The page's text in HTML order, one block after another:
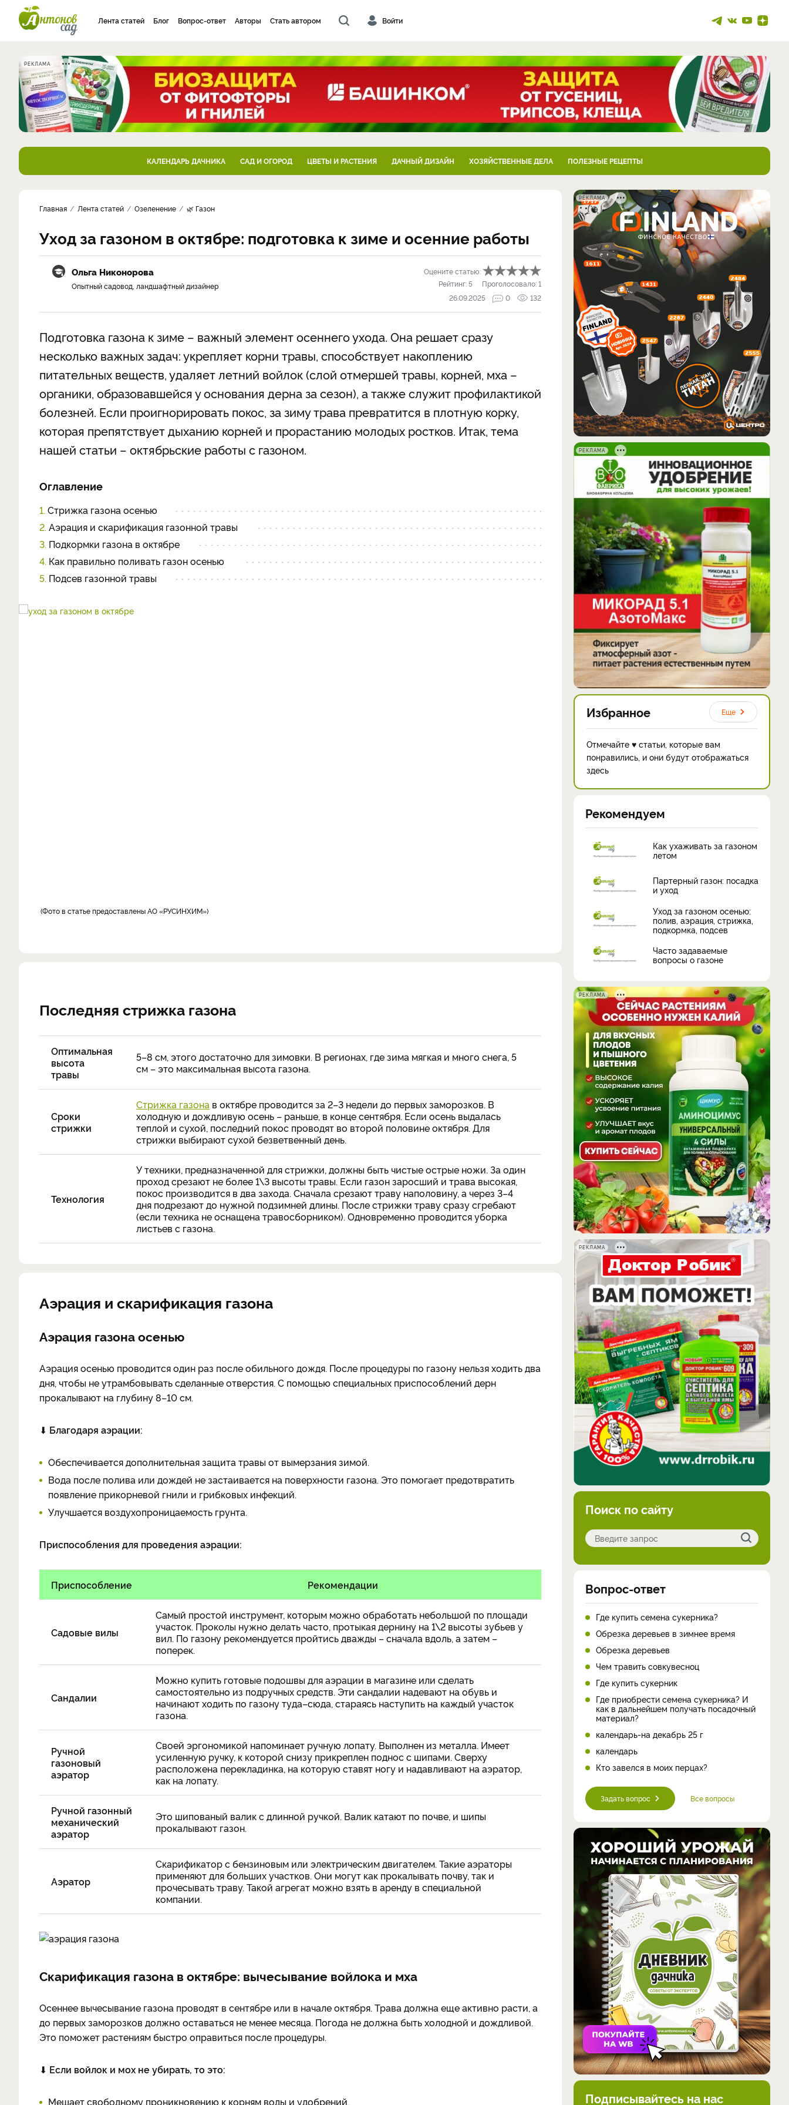
Лента статей Блог Вопрос-ответ Авторы Стать автором Войти
РЕКЛАМА
КАЛЕНДАРЬ ДАЧНИКА САД И ОГОРОД ЦВЕТЫ И РАСТЕНИЯ ДАЧНЫЙ ДИЗАЙН ХОЗЯЙСТВЕННЫЕ ДЕЛА ПОЛЕЗНЫЕ РЕЦЕПТЫ
Главная Лента статей Озеленение 🌿 Газон
Уход за газоном в октябре: подготовка к зиме и осенние работы
Ольга Никонорова
Опытный садовод, ландшафтный дизайнер
Оцените статью:
Рейтинг:5 Проголосовало:1
26.09.2025
0 132
Подготовка газона к зиме – важный элемент осеннего ухода. Она решает сразу
несколько важных задач: укрепляет корни травы, способствует накоплению
питательных веществ, удаляет летний войлок (слой отмершей травы, корней, мха –
органики, образовавшейся у основания дерна за сезон), а также служит профилактикой
болезней. Если проигнорировать покос, за зиму трава превратится в плотную корку,
которая препятствует дыханию корней и прорастанию молодых ростков. Итак, тема
нашей статьи – октябрьские работы с газоном.
Оглавление
1. Стрижка газона осенью
2. Аэрация и скарификация газонной травы
3. Подкормки газона в октябре
4. Как правильно поливать газон осенью
5. Подсев газонной травы
Фото в статье предоставлены АО «РУСИНХИМ»
Последняя стрижка газона
Оптимальная
высота
травы
5–8 см, этого достаточно для зимовки. В регионах, где зима мягкая и много снега, 5
см – это максимальная высота газона.
Сроки
стрижки
Стрижка газона в октябре проводится за 2–3 недели до первых заморозков. В
холодную и дождливую осень – раньше, в конце сентября. Если осень выдалась
теплой и сухой, последний покос проводят во второй половине октября. Для
стрижки выбирают сухой безветвенный день.
Технология
У техники, предназначенной для стрижки, должны быть чистые острые ножи. За один
проход срезают не более 1\3 высоты травы. Если газон заросший и трава высокая,
покос производится в два захода. Сначала срезают траву наполовину, а через 3–4
дня подрезают до нужной подзимней длины. После стрижки траву сразу сгребают
(если техника не оснащена травосборником). Одновременно проводится уборка
листьев с газона.
Аэрация и скарификация газона
Аэрация газона осенью
Аэрация осенью проводится один раз после обильного дождя. После процедуры по газону нельзя ходить два
дня, чтобы не утрамбовывать сделанные отверстия. С помощью специальных приспособлений дерн
прокалывают на глубину 8–10 см.
⬇ Благодаря аэрации:
Обеспечивается дополнительная защита травы от вымерзания зимой.
Вода после полива или дождей не застаивается на поверхности газона. Это помогает предотвратить
появление прикорневой гнили и грибковых инфекций.
Улучшается воздухопроницаемость грунта.
Приспособления для проведения аэрации:
Приспособление Рекомендации
Садовые вилы
Самый простой инструмент, которым можно обработать небольшой по площади
участок. Проколы нужно делать часто, протыкая дернину на 1\2 высоты зубьев у
вил. По газону рекомендуется пройтись дважды – сначала вдоль, а затем –
поперек.
Сандалии
Можно купить готовые подошвы для аэрации в магазине или сделать
самостоятельно из подручных средств. Эти сандалии надевают на обувь и
начинают ходить по газону туда–сюда, стараясь наступить на каждый участок
газона.
Ручной
газоновый
аэратор
Своей эргономикой напоминает ручную лопату. Выполнен из металла. Имеет
усиленную ручку, к которой снизу прикреплен поднос с шипами. Сверху
расположена перекладинка, на которую ставят ногу и надавливают на аэратор,
как на лопату.
Ручной газонный
механический
аэратор
Это шипованый валик с длинной ручкой. Валик катают по почве, и шипы
прокалывают газон.
Аэратор
Скарификатор с бензиновым или электрическим двигателем. Такие аэраторы
применяют для больших участков. Они могут как прокалывать почву, так и
прочесывать траву. Такой агрегат можно взять в аренду в специальной
компании.
Скарификация газона в октябре: вычесывание войлока и мха
Осеннее вычесывание газона проводят в сентябре или в начале октября. Трава должна еще активно расти, а
до первых заморозков должно оставаться не менее месяца. Погода не должна быть холодной и дождливой.
Это поможет растениям быстро оправиться после процедуры.
⬇ Если войлок и мох не убирать, то это:
Мешает свободному проникновению к корням воды и удобрений.
РЕКЛАМА
РЕКЛАМА
Избранное Еще
Отмечайте ♥ статьи, которые вам
понравились, и они будут отображаться
здесь
Рекомендуем
Как ухаживать за газоном
летом
Партерный газон: посадка
и уход
Уход за газоном осенью:
полив, аэрация, стрижка,
подкормка, подсев
Часто задаваемые
вопросы о газоне
РЕКЛАМА
РЕКЛАМА
Поиск по сайту
Вопрос-ответ
Где купить семена сукерника?
Обрезка деревьев в зимнее время
Обрезка деревьев
Чем травить совкувесноц
Где купить сукерник
Где приобрести семена сукерника? И
как в дальнейшем получать посадочный
материал?
календарь-на декабрь 25 г
календарь
Кто завелся в моих перцах?
Задать вопрос Все вопросы
Подписывайтесь на нас